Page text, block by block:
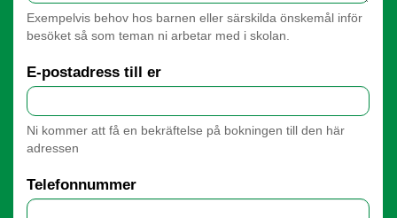
Exempelvis behov hos barnen eller särskilda önskemål inför
besöket så som teman ni arbetar med i skolan.
E-postadress till er
Ni kommer att få en bekräftelse på bokningen till den här
adressen
Telefonnummer